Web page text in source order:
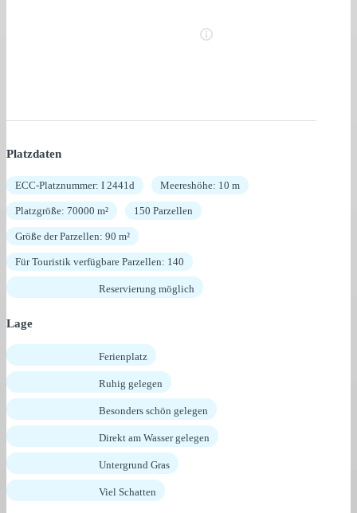
Platzdaten
ECC-Platznummer: I 2441d Meereshöhe: 10 m
Platzgröße: 70000 m² 150 Parzellen
Größe der Parzellen: 90 m²
Für Touristik verfügbare Parzellen: 140
Reservierung möglich
Lage
Ferienplatz
Ruhig gelegen
Besonders schön gelegen
Direkt am Wasser gelegen
Untergrund Gras
Viel Schatten